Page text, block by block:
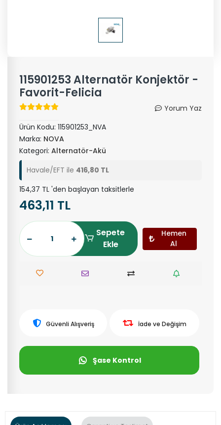
115901253 Alternatör Konjektör -
Favorit-Felicia
Yorum Yaz
Ürün Kodu: 115901253_NVA
Marka: NOVA
Kategori: Alternatör-Akü
Havale/EFT ile 416,80 TL
154,37 TL 'den başlayan taksitlerle
463,11 TL
Sepete
Ekle
Hemen
Al
Güvenli Alışveriş İade ve Değişim
Şase Kontrol